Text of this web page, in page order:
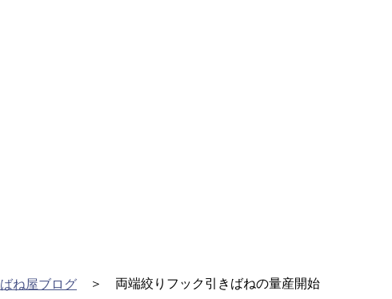
ばね屋ブログ ＞ 両端絞りフック引きばねの量産開始